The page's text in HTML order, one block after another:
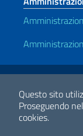
Questo sito
Proseguendo
cookies.
Link Utili